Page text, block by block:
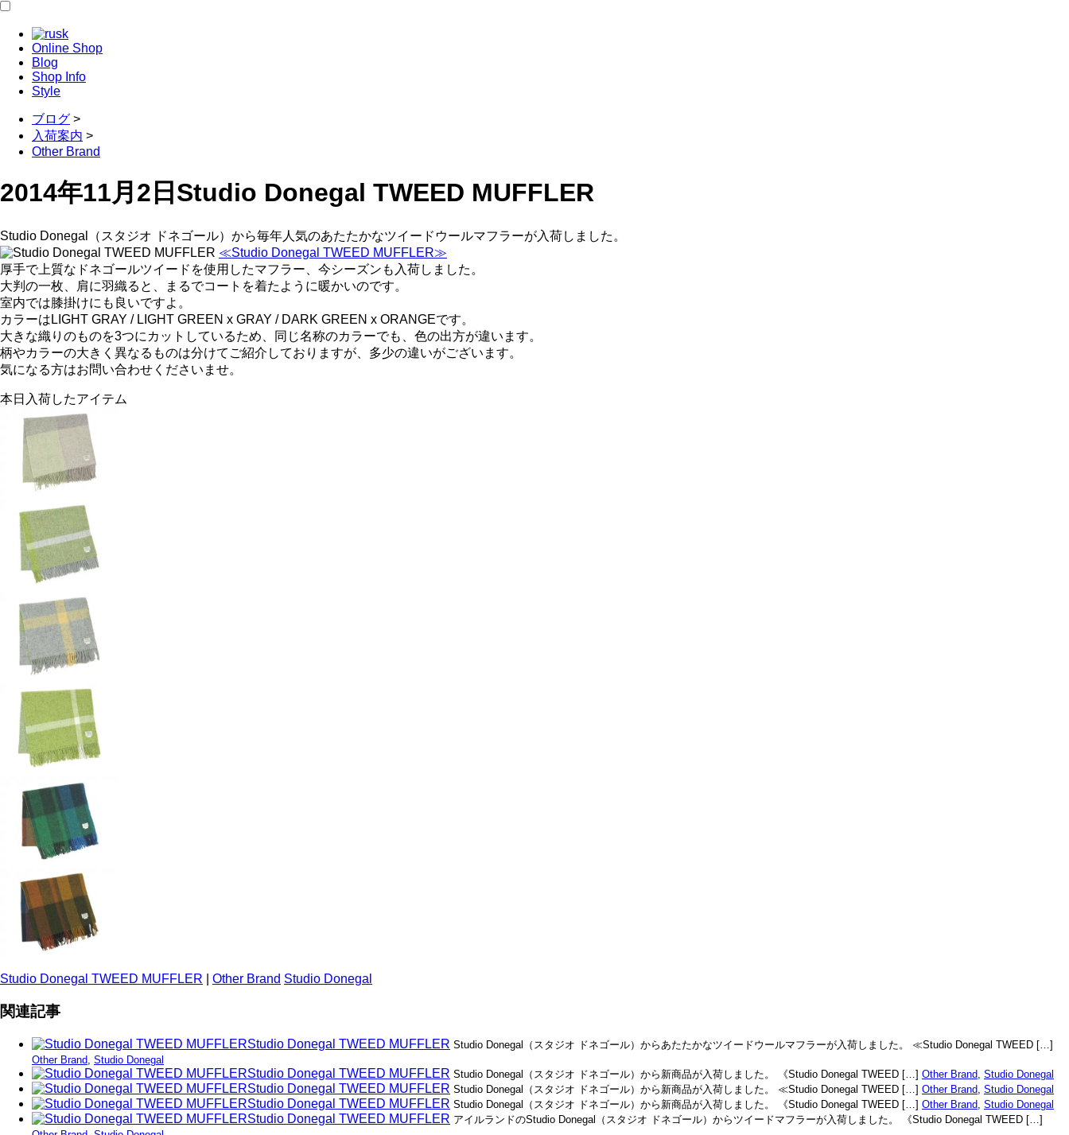
Online Shop
Blog
Shop Info
Style
ブログ >
入荷案内 >
Other Brand
2014年11月2日 Studio Donegal TWEED MUFFLER
Studio Donegal（スタジオ ドネゴール）から毎年人気のあたたかなツイードウールマフラーが入荷しました。
≪Studio Donegal TWEED MUFFLER≫
厚手で上質なドネゴールツイードを使用したマフラー、今シーズンも入荷しました。
大判の一枚、肩に羽織ると、まるでコートを着たように暖かいのです。
室内では膝掛けにも良いですよ。
カラーはLIGHT GRAY / LIGHT GREEN x GRAY / DARK GREEN x ORANGEです。
大きな織りのものを3つにカットしているため、同じ名称のカラーでも、色の出方が違います。
柄やカラーの大きく異なるものは分けてご紹介しておりますが、多少の違いがございます。
気になる方はお問い合わせくださいませ。
本日入荷したアイテム
Studio Donegal TWEED MUFFLER Other Brand Studio Donegal
関連記事
Studio Donegal TWEED MUFFLER Studio Donegal（スタジオ ドネゴール）からあたたかなツイードウールマフラーが入荷しました。 ≪Studio Donegal TWEED […]
Other Brand Studio Donegal
Studio Donegal TWEED MUFFLER Studio Donegal（スタジオ ドネゴール）から新商品が入荷しました。 《Studio Donegal TWEED […] Other Brand Studio Donegal
Studio Donegal TWEED MUFFLER Studio Donegal（スタジオ ドネゴール）から新商品が入荷しました。 ≪Studio Donegal TWEED […] Other Brand Studio Donegal
Studio Donegal TWEED MUFFLER Studio Donegal（スタジオ ドネゴール）から新商品が入荷しました。 《Studio Donegal TWEED […] Other Brand Studio Donegal
Studio Donegal TWEED MUFFLER アイルランドのStudio Donegal（スタジオ ドネゴール）からツイードマフラーが入荷しました。 《Studio Donegal TWEED […]